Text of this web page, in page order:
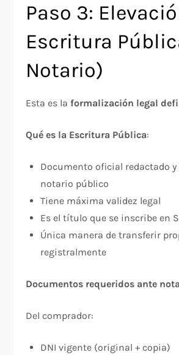
Paso 3:
Escritura
Notario)
Esta es laformalización legal
Qué es la Escritura Pública:​
Documento oficial redactado
notario público
Tiene máxima validez legal
Es el título que se inscribe en
Única manera de transferir
registralmente
Documentos requeridos ante
Del comprador:
DNI vigente (original + copia)